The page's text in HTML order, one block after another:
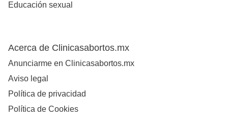
Educación sexual
Acerca de Clinicasabortos.mx
Anunciarme en Clinicasabortos.mx
Aviso legal
Política de privacidad
Política de Cookies